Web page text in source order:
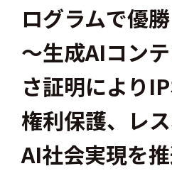
ログラムで優勝
〜生成AIコン
さ証明により
権利保護、レ
AI社会実現を